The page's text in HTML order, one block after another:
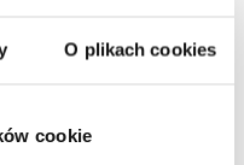
O plikach cookies
cookiedo naszej